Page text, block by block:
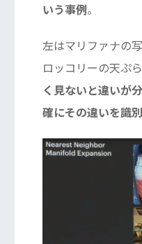
いう事例 。
左はマリファナの
ロッコリーの天ぷら
く見ないと違いが
確にその違いを識